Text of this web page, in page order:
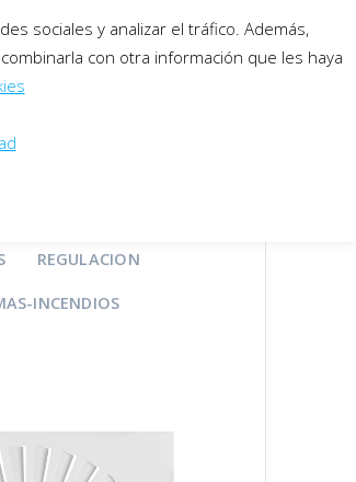
descargas
contacto
REGULACION
INCENDIOS
sociales y analizar el tráfico. Además,
con otra información que les haya